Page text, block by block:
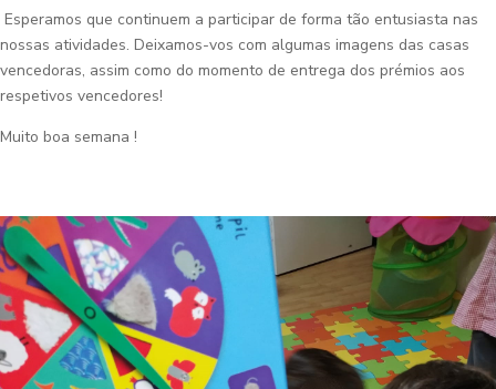
Esperamos que continuem a participar de forma tão entusiasta nas
nossas atividades. Deixamos-vos com algumas imagens das casas
vencedoras, assim como do momento de entrega dos prémios aos
respetivos vencedores!
Muito boa semana !